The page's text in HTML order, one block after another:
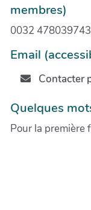
membres)
0032 478039743
Email
Contacter
Quelques
Pour la première